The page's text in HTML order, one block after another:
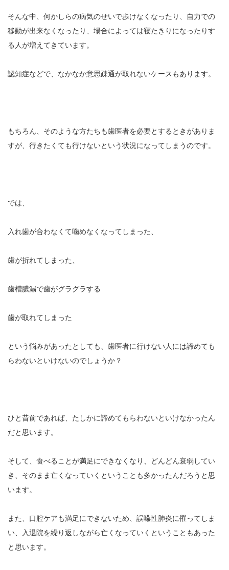
そんな中、何かしらの病気のせいで歩けなくなったり、自力での
移動が出来なくなったり、場合によっては寝たきりになったりす
る人が増えてきています。
認知症などで、なかなか意思疎通が取れないケースもあります。
もちろん、そのような方たちも歯医者を必要とするときがありま
すが、行きたくても行けないという状況になってしまうのです。
では、
入れ歯が合わなくて噛めなくなってしまった、
歯が折れてしまった、
歯槽膿漏で歯がグラグラする
歯が取れてしまった
という悩みがあったとしても、歯医者に行けない人には諦めても
らわないといけないのでしょうか？
ひと昔前であれば、たしかに諦めてもらわないといけなかったん
だと思います。
そして、食べることが満足にできなくなり、どんどん衰弱してい
き、そのまま亡くなっていくということも多かったんだろうと思
います。
また、口腔ケアも満足にできないため、誤嚥性肺炎に罹ってしま
い、入退院を繰り返しながら亡くなっていくということもあった
と思います。